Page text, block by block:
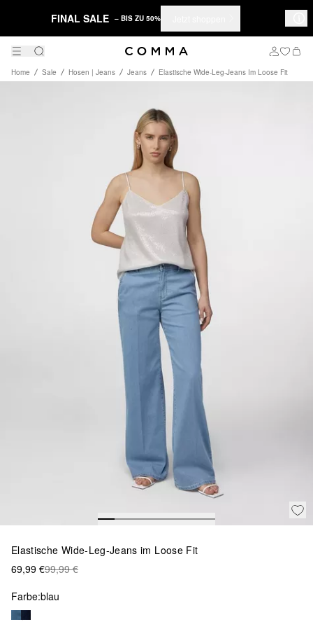
FINAL SALE – BIS ZU 50%
Home Sale Hosen | Jeans Jeans Elastische Wide-Leg-Jeans Im Loose Fit
Elastische Wide-Leg-Jeans im Loose Fit
69,99 €99,99 €
Farbe:blau